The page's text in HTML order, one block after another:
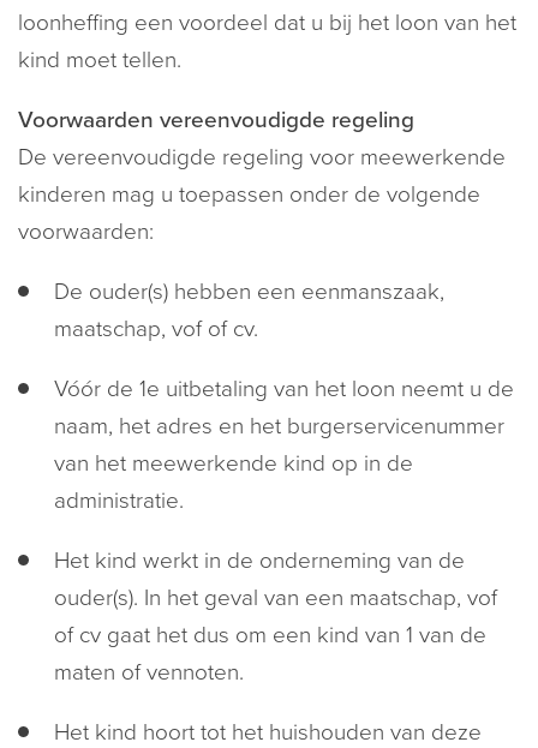
loonheffing een voordeel dat u bij het loon van het
kind moet tellen.
Voorwaarden vereenvoudigde regeling
De vereenvoudigde regeling voor meewerkende
kinderen mag u toepassen onder de volgende
voorwaarden:
De ouder(s) hebben een eenmanszaak,
maatschap, vof of cv.
Vóór de 1e uitbetaling van het loon neemt u de
naam, het adres en het burgerservicenummer
van het meewerkende kind op in de
administratie.
Het kind werkt in de onderneming van de
ouder(s). In het geval van een maatschap, vof
of cv gaat het dus om een kind van 1 van de
maten of vennoten.
Het kind hoort tot het huishouden van deze